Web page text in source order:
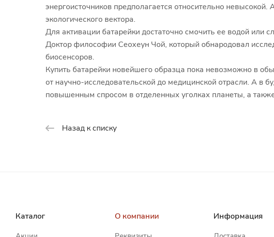
энергоисточников предполагается относительно
экологического вектора.
Для активации батарейки достаточно смочить ее водой или
Доктор философии Сеохеун Чой, который обнародовал
биосенсоров.
Купить батарейки новейшего образца пока невозможно в
от научно-исследовательской до медицинской отрасли. А в
повышенным спросом в отделенных уголках планеты, а
Назад к списку
Каталог О компании Информация